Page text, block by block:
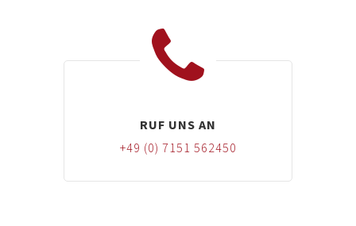
RUF UNS AN
+49 (0) 7151 562450